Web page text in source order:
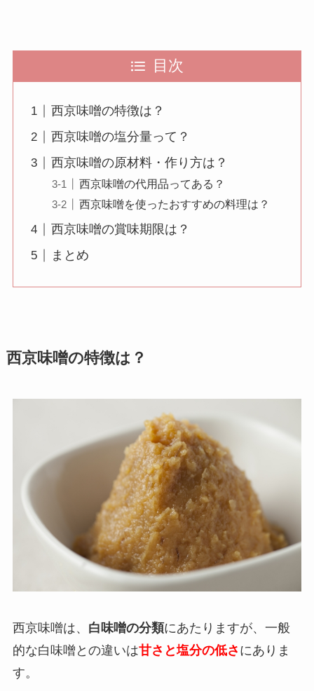
目次
西京味噌の特徴は？
西京味噌の塩分量って？
西京味噌の原材料・作り方は？
西京味噌の代用品ってある？
西京味噌を使ったおすすめの料理は？
西京味噌の賞味期限は？
まとめ
西京味噌の特徴は？
西京味噌は、 白味噌の分類にあたりますが、一般
的な白味噌との違いは甘さと塩分の低さ にありま
す。